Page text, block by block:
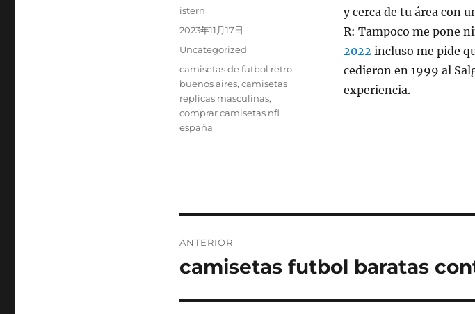
y cerca de tu área con
R: Tampoco me pone
2022 incluso me pide
cedieron en 1999 al
experiencia.
Autor
istern
Publicado
2023年11月17日
Categorías
Uncategorized
Etiquetas
camisetas de futbol retro
buenos aires, camisetas
replicas masculinas,
comprar camisetas nfl
españa
de
ANTERIOR
Entrada
camisetas futbol baratas